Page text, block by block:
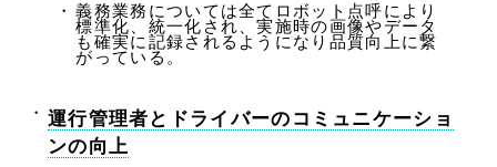
義務業務については全てロボット点呼により
標準化、統一化され、実施時の画像やデータ
も確実に記録されるようになり品質向上に繋
がっている。
運行管理者とドライバーのコミュニケーショ
ンの向上